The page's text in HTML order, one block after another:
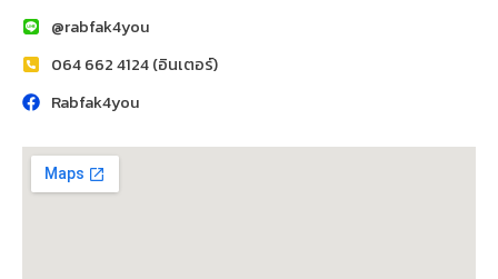
@rabfak4you
064 662 4124 (อินเตอร์)
Rabfak4you